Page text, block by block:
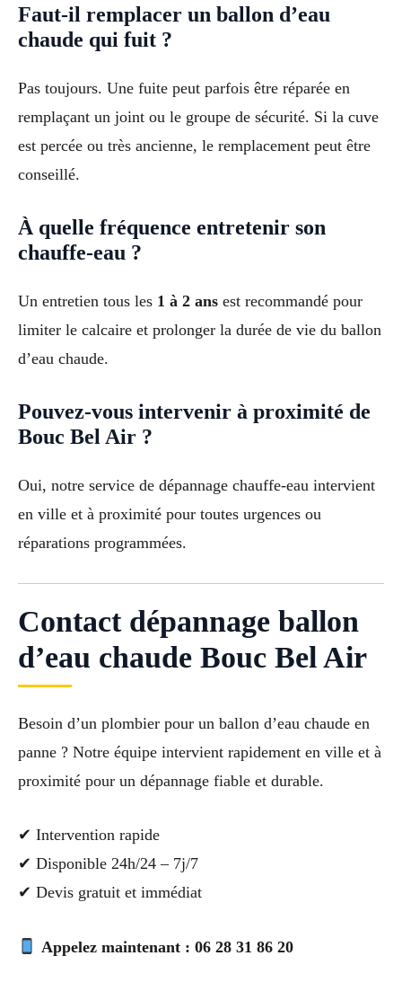
Faut-il remplacer un ballon d’eau
chaude qui fuit ?
Pas toujours. Une fuite peut parfois être réparée en
remplaçant un joint ou le groupe de sécurité. Si la cuve
est percée ou très ancienne, le remplacement peut être
conseillé.
À quelle fréquence entretenir son
chauffe-eau ?
Un entretien tous les 1 à 2 ans est recommandé pour
limiter le calcaire et prolonger la durée de vie du ballon
d’eau chaude.
Pouvez-vous intervenir à proximité de
Bouc Bel Air ?
Oui, notre service de dépannage chauffe-eau intervient
en ville et à proximité pour toutes urgences ou
réparations programmées.
Contact dépannage ballon
d’eau chaude Bouc Bel Air
Besoin d’un plombier pour un ballon d’eau chaude en
panne ? Notre équipe intervient rapidement en ville et à
proximité pour un dépannage fiable et durable.
✔ Intervention rapide
✔ Disponible 24h/24 – 7j/7
✔ Devis gratuit et immédiat
Appelez maintenant : 06 28 31 86 20